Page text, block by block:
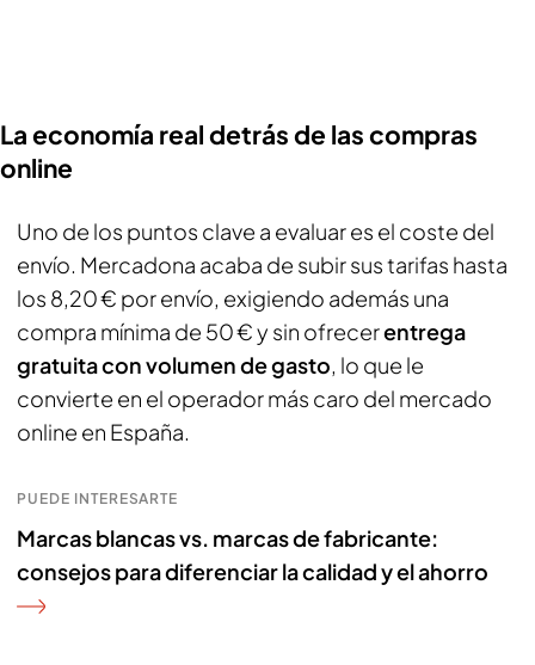
La economía real detrás de las compras
online
Uno de los puntos clave a evaluar es el coste del
envío. Mercadona acaba de subir sus tarifas hasta
los 8,20 € por envío, exigiendo además una
compra mínima de 50 € y sin ofrecerentrega
gratuita con volumen de gasto, lo que le
convierte en el operador más caro del mercado
online en España.
PUEDE INTERESARTE
Marcas blancas vs. marcas de fabricante:
consejos para diferenciar la calidad y el ahorro